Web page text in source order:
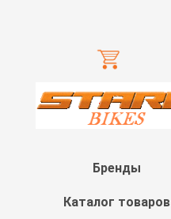
Бренды
Каталог товаров